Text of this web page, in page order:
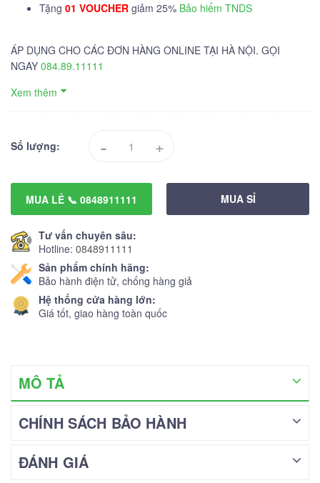
Tặng 01 VOUCHER giảm 25% Bảo hiểm TNDS
ÁP DỤNG CHO CÁC ĐƠN HÀNG ONLINE TẠI HÀ NỘI. GỌI
NGAY 084.89.11111
Xem thêm
Số lượng: - +
MUA LẺ 📞 0848911111 MUA SỈ
Tư vấn chuyên sâu:
Hotline: 0848911111
Sản phẩm chính hãng:
Bảo hành điện tử, chống hàng giả
Hệ thống cửa hàng lớn:
Giá tốt, giao hàng toàn quốc
MÔ TẢ
CHÍNH SÁCH BẢO HÀNH
ĐÁNH GIÁ